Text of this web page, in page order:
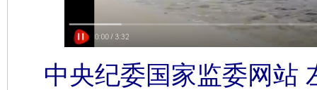
中央纪委国家监委网站